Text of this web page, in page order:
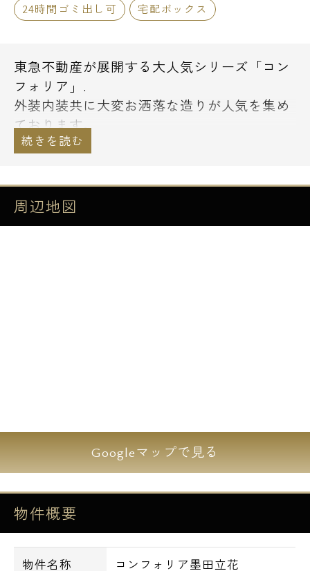
24時間ゴミ出し可
宅配ボックス
東急不動産が展開する大人気シリーズ「コン
フォリア」.
外装内装共に大変お洒落な造りが人気を集め
ております。
ンペーン中のため、
礼金0ヶ月に弊社エスアールホーム限定で、
【仲介手数料無料】にてご紹介可能で御座い
建物は地上8階建て総戸数66戸。どっしりと
した外観です。
セキュリティ面にはオートロックや防犯カメ
ラ、女性の方にも安心の住まいとなっており
ます。
不在時に便利な宅配ボックスや24時間利用可
周辺地図
Googleマップで見る
物件概要
物件名称 コンフォリア墨田立花